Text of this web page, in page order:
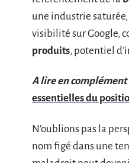
une industrie
visibilité sur Google,
produits, potentiel
A lire en complément
essentielles du
N’oublions pas la
nom figé dans une